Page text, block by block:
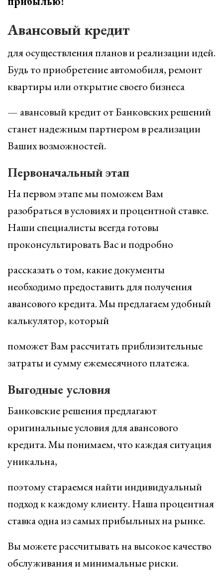
Авансовый кредит
для осуществления планов и реализации идей.
Будь то приобретение автомобиля, ремонт
квартиры или открытие своего бизнеса
— авансовый кредит от Банковских решений
станет надежным партнером в реализации
Ваших возможностей.
Первоначальный этап
На первом этапе мы поможем Вам
разобраться в условиях и процентной ставке.
Наши специалисты всегда готовы
проконсультировать Вас и подробно
рассказать о том, какие документы
необходимо предоставить для получения
авансового кредита. Мы предлагаем удобный
калькулятор, который
поможет Вам рассчитать приблизительные
затраты и сумму ежемесячного платежа.
Выгодные условия
Банковские решения предлагают
оригинальные условия для авансового
кредита. Мы понимаем, что каждая ситуация
уникальна,
поэтому стараемся найти индивидуальный
подход к каждому клиенту. Наша процентная
ставка одна из самых прибыльных на рынке.
Вы можете рассчитывать на высокое качество
обслуживания и минимальные риски.